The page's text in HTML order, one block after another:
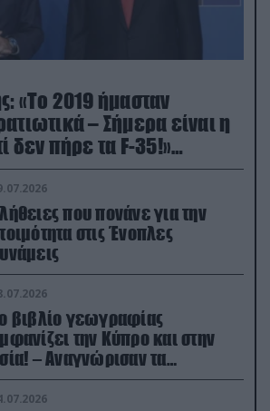
«Το 2019 ήμασταν
– Σήμερα είναι η
δεν πήρε τα F-35!»
που πονάνε για την
στις Ένοπλες
βιβλίο γεωγραφίας
την Κύπρο και στην
– Αναγνώρισαν τα
(φωτο)